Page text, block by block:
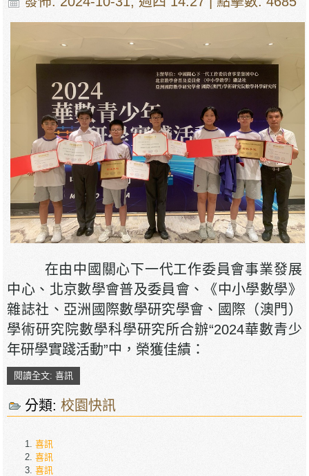
在由中國關心下一代工作委員會事業發展
中心、北京數學會普及委員會、《中小學數學》
雜誌社、亞洲國際數學研究學會、國際（澳門）
學術研究院數學科學研究所合辦“2024華數青少
年研學實踐活動”中，榮獲佳績：
閱讀全文: 喜訊
分類:校園快訊
喜訊
喜訊
喜訊